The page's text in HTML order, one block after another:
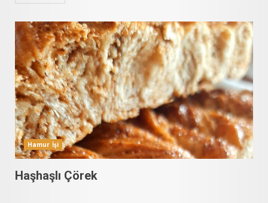
Hamur İşi
Haşhaşlı Çörek